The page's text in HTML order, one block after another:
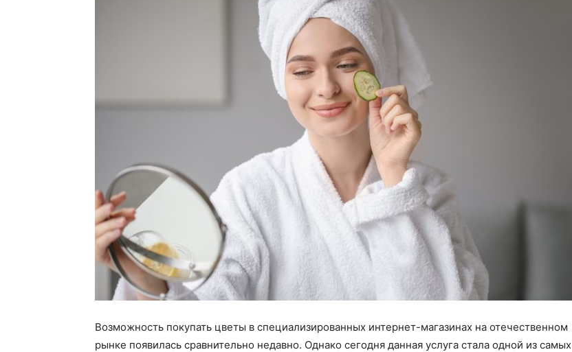
Возможность покупать цветы в специализированных интернет-магазинах на отечественном
рынке появилась сравнительно недавно. Однако сегодня данная услуга стала одной из самых